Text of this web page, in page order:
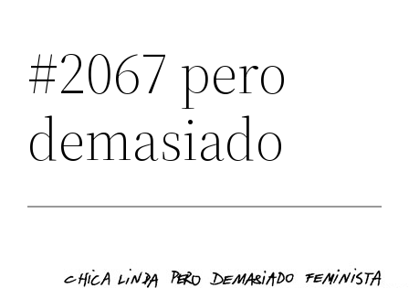
#2067 pero
demasiado